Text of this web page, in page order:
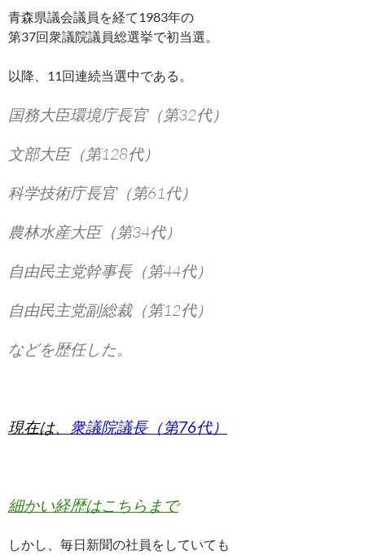
青森県議会議員を経て1983年の
第37回衆議院議員総選挙で初当選。
以降、11回連続当選中である。
国務大臣環境庁長官（第32代）
文部大臣（第128代）
科学技術庁長官（第61代）
農林水産大臣（第34代）
自由民主党幹事長（第44代）
自由民主党副総裁（第12代）
などを歴任した。
現在は、衆議院議長（第76代）
細かい経歴はこちらまで
しかし、毎日新聞の社員をしていても